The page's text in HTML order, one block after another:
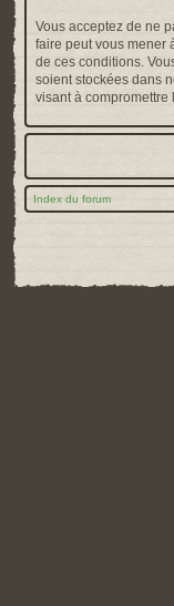
Vous acceptez de ne
faire peut vous mener
de ces conditions.
soient stockées dans
visant à compromettre
Index du forum